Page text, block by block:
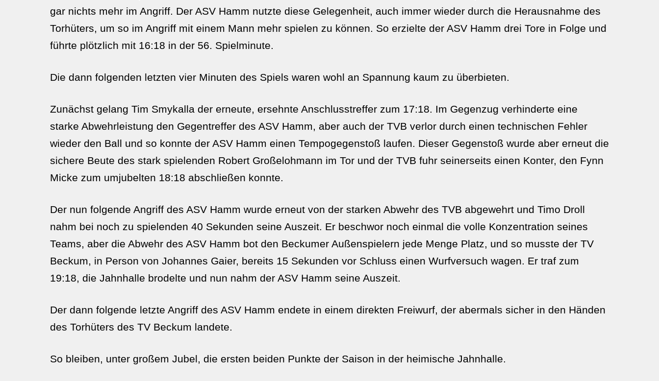
gar nichts mehr im Angriff. Der ASV Hamm nutzte diese Gelegenheit, auch immer wieder durch die Herausnahme des
Torhüters, um so im Angriff mit einem Mann mehr spielen zu können. So erzielte der ASV Hamm drei Tore in Folge und
führte plötzlich mit 16:18 in der 56. Spielminute.
Die dann folgenden letzten vier Minuten des Spiels waren wohl an Spannung kaum zu überbieten.
Zunächst gelang Tim Smykalla der erneute, ersehnte Anschlusstreffer zum 17:18. Im Gegenzug verhinderte eine
starke Abwehrleistung den Gegentreffer des ASV Hamm, aber auch der TVB verlor durch einen technischen Fehler
wieder den Ball und so konnte der ASV Hamm einen Tempogegenstoß laufen. Dieser Gegenstoß wurde aber erneut die
sichere Beute des stark spielenden Robert Großelohmann im Tor und der TVB fuhr seinerseits einen Konter, den Fynn
Micke zum umjubelten 18:18 abschließen konnte.
Der nun folgende Angriff des ASV Hamm wurde erneut von der starken Abwehr des TVB abgewehrt und Timo Droll
nahm bei noch zu spielenden 40 Sekunden seine Auszeit. Er beschwor noch einmal die volle Konzentration seines
Teams, aber die Abwehr des ASV Hamm bot den Beckumer Außenspielern jede Menge Platz, und so musste der TV
Beckum, in Person von Johannes Gaier, bereits 15 Sekunden vor Schluss einen Wurfversuch wagen. Er traf zum
19:18, die Jahnhalle brodelte und nun nahm der ASV Hamm seine Auszeit.
Der dann folgende letzte Angriff des ASV Hamm endete in einem direkten Freiwurf, der abermals sicher in den Händen
des Torhüters des TV Beckum landete.
So bleiben, unter großem Jubel, die ersten beiden Punkte der Saison in der heimische Jahnhalle.